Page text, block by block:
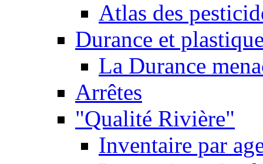
Atlas des
Durance et
La Durance
Arrêtes
"Qualité Rivière"
Inventaire par